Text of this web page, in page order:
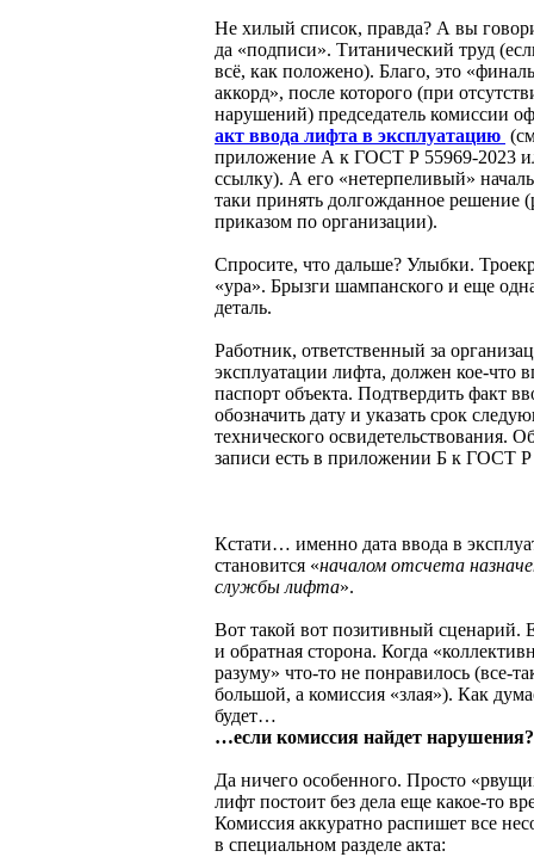
Не хилый список, правда? А вы
да «подписи». Титанический труд
всё, как положено). Благо, это
аккорд», после которого (при
нарушений) председатель комиссии
акт ввода лифта в эксплуатацию
приложение А к ГОСТ Р 55969-2023
ссылку). А его «нетерпеливый»
таки принять долгожданное решение
приказом по организации).
Спросите, что дальше? Улыбки.
«ура». Брызги шампанского и еще
деталь.
Работник, ответственный за
эксплуатации лифта, должен кое-что
паспорт объекта. Подтвердить факт
обозначить дату и указать срок
технического освидетельствования.
записи есть в приложении Б к ГОСТ Р
Кстати… именно дата ввода в
становится «началом отсчета
службы лифта».
Вот такой вот позитивный сценарий.
и обратная сторона. Когда
разуму» что-то не понравилось (все-
большой, а комиссия «злая»). Как
будет…
…если комиссия найдет нарушения?
Да ничего особенного. Просто
лифт постоит без дела еще какое-то
Комиссия аккуратно распишет все
в специальном разделе акта: